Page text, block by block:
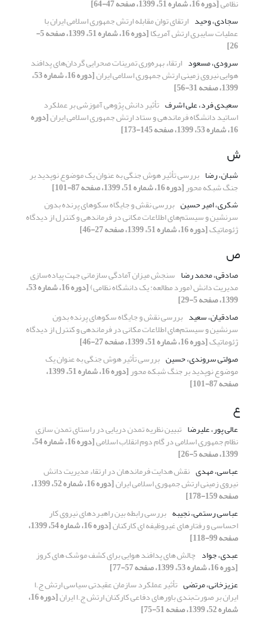
نظامی[دوره 16، شماره 51، 1399، صفحه 47-64]
سجادی، وحید ارتقای توان مقابله ارتش جمهوری اسلامی ایران با
عملیات سایبری ارتش آمریکا [دوره 16، شماره 51، 1399، صفحه 5-
26]
سرودی، مسعود ارتقاء بهره‌وری تمرینات صحرایی گردان‌های پدافند
هوایی نیروی زمینی ارتش جمهوری اسلامی ایران [دوره 16، شماره 53،
1399، صفحه 31-56]
سعیدی فرد، علی اشرف تأثیر دانش‏ ‏پژوهی آموزشی بر عملکرد
اساتید دانشگاه فرماندهی و ستاد ارتش جمهوری اسلامی ایران[دوره
16، شماره 53، 1399، صفحه 145-173]
ش
شبان، رضا بررسی تأثیر هوش جنگی به عنوان یک موضوع نوپدید بر
جنگ شبکه محور[دوره 16، شماره 51، 1399، صفحه 87-101]
شکری، امیر حسین بررسی نقش و جایگاه سکوهای پرنده بدون
سرنشین و سیستم‌های‌ اطلاعات مکانی در فرماندهی و کنترل از دیدگاه
ژئوماتیک[دوره 16، شماره 51، 1399، صفحه 27-46]
ص
صادقی، محمد رضا سنجش میزان آمادگی سازمانی جهت پیاده‌سازی
مدیریت دانش (مورد مطالعه: یک دانشگاه نظامی) [دوره 16، شماره 53،
1399، صفحه 5-29]
صادقیان، سعید بررسی نقش و جایگاه سکوهای پرنده بدون
سرنشین و سیستم‌های‌ اطلاعات مکانی در فرماندهی و کنترل از دیدگاه
ژئوماتیک[دوره 16، شماره 51، 1399، صفحه 27-46]
صولتی سروندی، حسین بررسی تأثیر هوش جنگی به عنوان یک
موضوع نوپدید بر جنگ شبکه محور [دوره 16، شماره 51، 1399،
صفحه 87-101]
ع
عالی پور، علیرضا تبیین نظریه تمدن دریایی در راستای تمدن سازی
نظام جمهوری اسلامی در گام دوم انقلاب اسلامی [دوره 16، شماره 54،
1399، صفحه 5-26]
عباسی، مهدی نقش هدایت فرماندهان در ارتقاء مدیریت دانش
نیروی زمینی ارتش جمهوری اسلامی ایران [دوره 16، شماره 52، 1399،
صفحه 159-178]
عباسی رستمی، نجیبه بررسی رابطه بین راهبردهای نیروی کار
احساسی و رفتارهای غیروظیفه ای کارکنان [دوره 16، شماره 54، 1399،
صفحه 99-118]
عبدی، جواد چالش های پدافند هوایی برای کشف موشک های کروز
[دوره 16، شماره 53، 1399، صفحه 57-77]
عزیزخانی، مرتضی تأثیر عملکرد سازمان عقیدتی سیاسی ارتش ج.ا
ایران بر صورت‌بندی باورهای دفاعی کارکنان ارتش ج.ا ایران [دوره 16،
شماره 52، 1399، صفحه 51-75]